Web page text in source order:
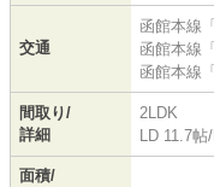
交通
函館本線 「
函館本線 「
函館本線 「
間取り/
詳細
2LDK
LD 11.7帖/
面積/